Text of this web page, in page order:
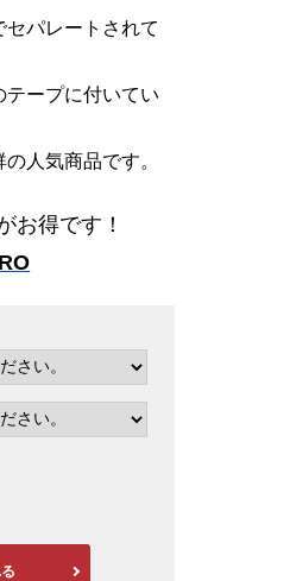
セパレートされて
テープに付いてい
人気商品です。
お得です！